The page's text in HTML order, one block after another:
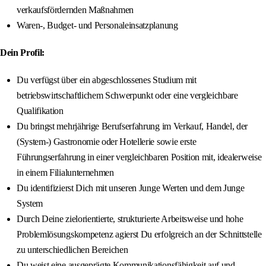
verkaufsfördernden Maßnahmen
Waren-, Budget- und Personaleinsatzplanung
Dein Profil:
Du verfügst über ein abgeschlossenes Studium mit
betriebswirtschaftlichem Schwerpunkt oder eine vergleichbare
Qualifikation
Du bringst mehrjährige Berufserfahrung im Verkauf, Handel, der
(System-) Gastronomie oder Hotellerie sowie erste
Führungserfahrung in einer vergleichbaren Position mit, idealerweise
in einem Filialunternehmen
Du identifizierst Dich mit unseren Junge Werten und dem Junge
System
Durch Deine zielorientierte, strukturierte Arbeitsweise und hohe
Problemlösungskompetenz agierst Du erfolgreich an der Schnittstelle
zu unterschiedlichen Bereichen